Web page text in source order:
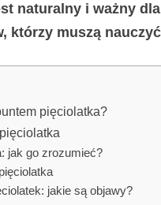
naturalny i ważny
którzy muszą
pięciolatka?
jak go zrozumieć?
jakie są objawy?